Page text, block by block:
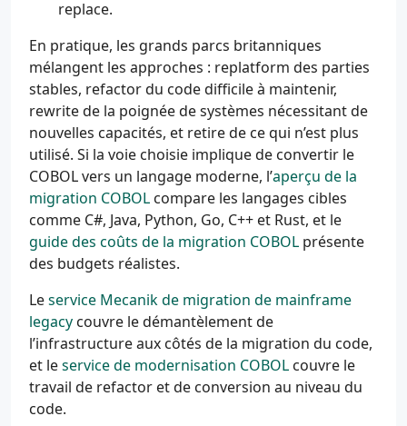
replace.
En pratique, les grands parcs britanniques
mélangent les approches : replatform des parties
stables, refactor du code difficile à maintenir,
rewrite de la poignée de systèmes nécessitant de
nouvelles capacités, et retire de ce qui n’est plus
utilisé. Si la voie choisie implique de convertir le
COBOL vers un langage moderne, l’aperçu de la
migration COBOL compare les langages cibles
comme C#, Java, Python, Go, C++ et Rust, et le
guide des coûts de la migration COBOL présente
des budgets réalistes.
Leservice Mecanik de migration de mainframe
legacy couvre le démantèlement de
l’infrastructure aux côtés de la migration du code,
et leservice de modernisation COBOL couvre le
travail de refactor et de conversion au niveau du
code.